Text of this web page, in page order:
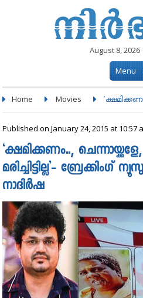
August 8, 2026
Menu
Home Movies
Published on January 24, 2015 at 10:57
‘ക്ഷമിക്കണം..,
മരിച്ചിട്ടില്ല’- ബ്രേക്കിംഗ്
നാദിർഷ